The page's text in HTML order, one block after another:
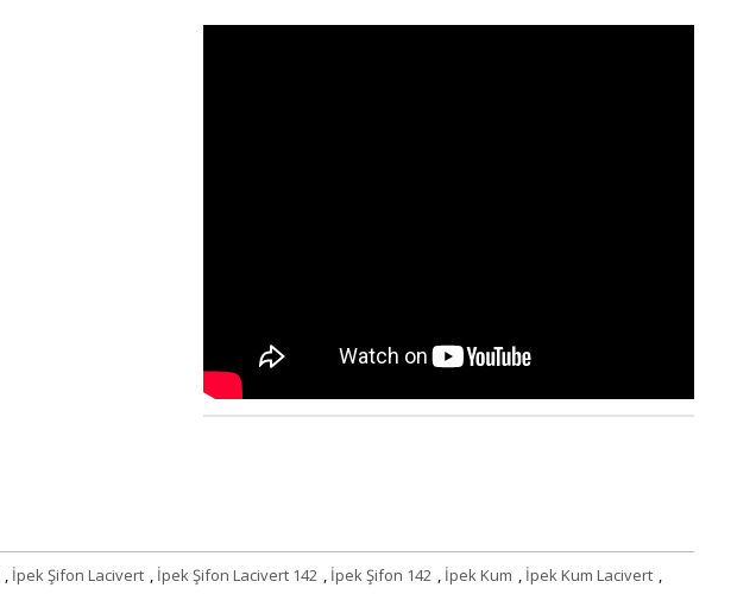
, İpek Şifon Lacivert , İpek Şifon Lacivert 142 , İpek Şifon 142 , İpek Kum , İpek Kum Lacivert ,